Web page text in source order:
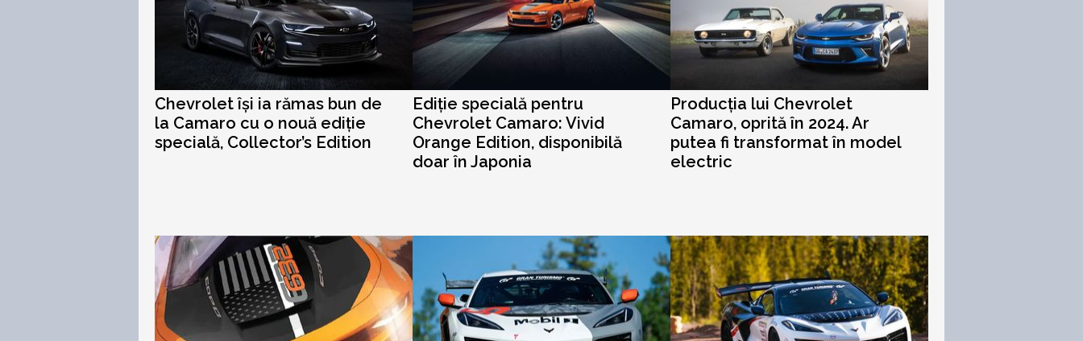
Chevrolet își ia rămas bun de
la Camaro cu o nouă ediție
specială, Collector’s Edition
Ediție specială pentru
Chevrolet Camaro: Vivid
Orange Edition, disponibilă
doar în Japonia
Producția lui Chevrolet
Camaro, oprită în 2024. Ar
putea fi transformat în model
electric